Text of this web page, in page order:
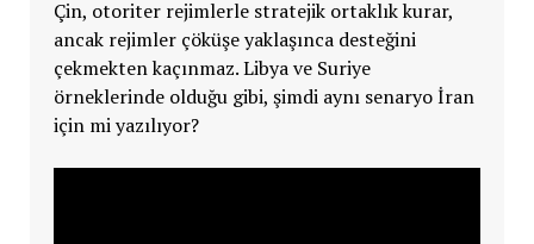
Çin, otoriter rejimlerle stratejik ortaklık kurar,
ancak rejimler çöküşe yaklaşınca desteğini
çekmekten kaçınmaz. Libya ve Suriye
örneklerinde olduğu gibi, şimdi aynı senaryo İran
için mi yazılıyor?